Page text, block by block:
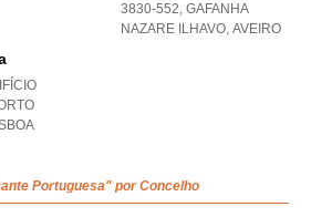
3830-552, GAFANHA
NAZARE ILHAVO, AVEIRO
Portuguesa" por Concelho